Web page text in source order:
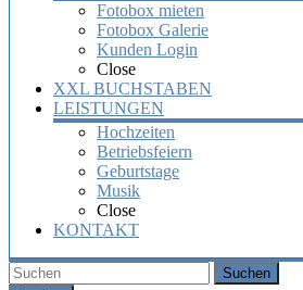
Fotobox mieten
Fotobox Galerie
Kunden Login
Close
XXL BUCHSTABEN
LEISTUNGEN
Hochzeiten
Betriebsfeiern
Geburtstage
Musik
Close
KONTAKT
Suchen